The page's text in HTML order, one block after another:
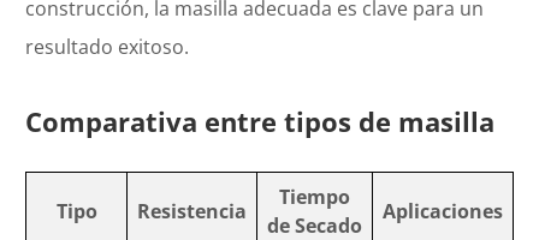
construcción, la masilla adecuada es clave para un
resultado exitoso.
Comparativa entre tipos de masilla
Tipo Resistencia
Tiempo
de Secado
Aplicaciones